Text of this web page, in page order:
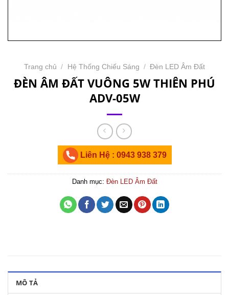
Trang chủ / Hệ Thống Chiếu Sáng / Đèn LED Âm Đất
ĐÈN ÂM ĐẤT VUÔNG 5W THIÊN PHÚ
ADV-05W
Liên Hệ : 0943 938 379
Danh mục: Đèn LED Âm Đất
MÔ TẢ